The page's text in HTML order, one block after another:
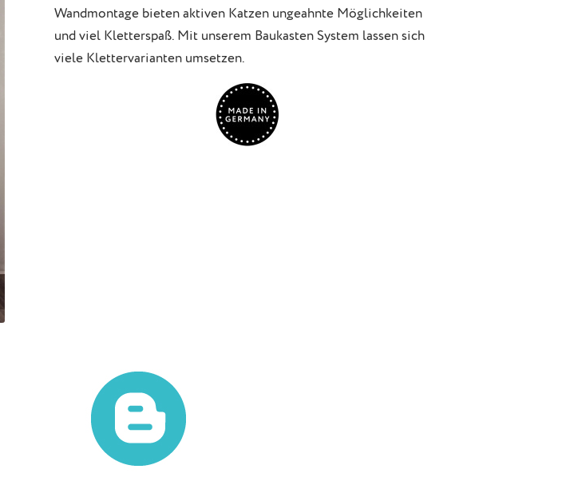
Wandmontage bieten aktiven Katzen ungeahnte Möglichkeiten
und viel Kletterspaß. Mit unserem Baukasten System lassen sich
viele Klettervarianten umsetzen.